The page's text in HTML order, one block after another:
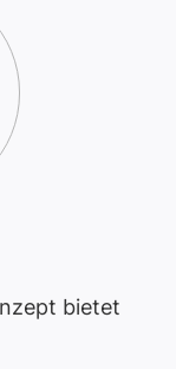
bietet